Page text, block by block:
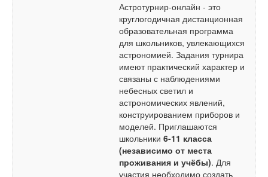
Астротурнир-онлайн - это
круглогодичная дистанционная
образовательная программа
для школьников, увлекающихся
астрономией. Задания турнира
имеют практический характер и
связаны с наблюдениями
небесных светил и
астрономических явлений,
конструированием приборов и
моделей. Приглашаются
школьники6-11 класса
(независимо от места
проживания и учёбы). Для
участия необходимосоздать